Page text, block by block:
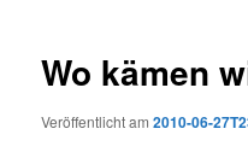
Wo kämen
Veröffentlicht am2010-06-